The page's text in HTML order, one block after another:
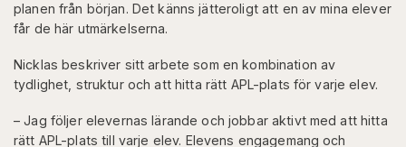
planen från början. Det känns jätteroligt att en av mina elever
får de här utmärkelserna.
Nicklas beskriver sitt arbete som en kombination av
tydlighet, struktur och att hitta rätt APL-plats för varje elev.
– Jag följer elevernas lärande och jobbar aktivt med att hitta
rätt APL-plats till varje elev. Elevens engagemang och